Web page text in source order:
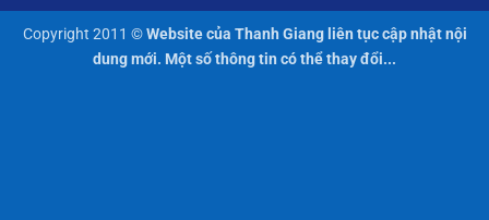
Copyright 2011 ©Website của Thanh Giang liên tục cập nhật nội
dung mới. Một số thông tin có thể thay đổi...